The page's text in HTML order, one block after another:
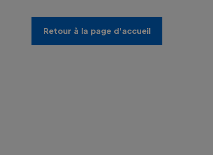
Retour à la page d'accueil